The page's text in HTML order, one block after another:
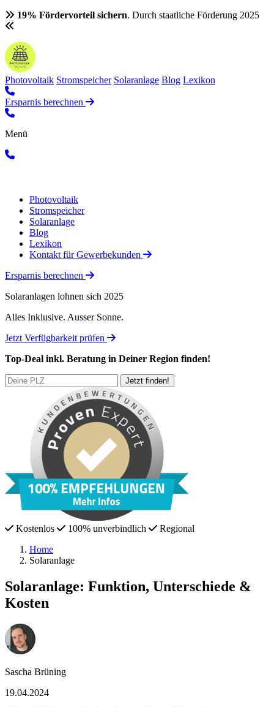
19% Fördervorteil sichern. Durch staatliche Förderung 2025
Photovoltaik Stromspeicher Solaranlage Blog Lexikon
Ersparnis berechnen
Menü
Photovoltaik
Stromspeicher
Solaranlage
Blog
Lexikon
Kontakt für Gewerbekunden
Ersparnis berechnen
Solaranlagen lohnen sich 2025
Alles Inklusive. Ausser Sonne.
Jetzt Verfügbarkeit prüfen
Top-Deal inkl. Beratung in Deiner Region finden!
Kostenlos 100% unverbindlich
Regional
Home
Solaranlage
Solaranlage: Funktion, Unterschiede &
Kosten
Sascha Brüning
19.04.2024